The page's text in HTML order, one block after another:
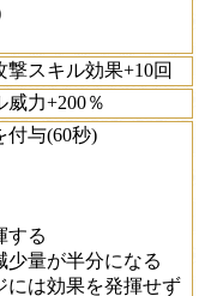
スキル効果+10回
力+200％
付与(60秒)
する
量が半分になる
は効果を発揮せず